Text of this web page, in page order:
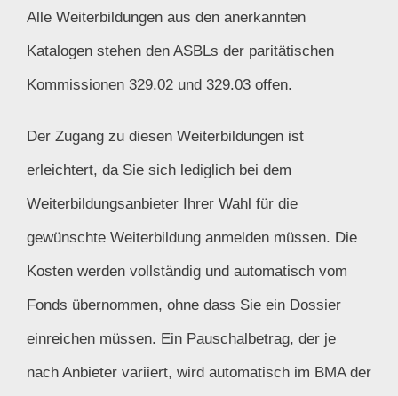
Alle Weiterbildungen aus den anerkannten
Katalogen stehen den ASBLs der paritätischen
Kommissionen 329.02 und 329.03 offen.
Der Zugang zu diesen Weiterbildungen ist
erleichtert, da Sie sich lediglich bei dem
Weiterbildungsanbieter Ihrer Wahl für die
gewünschte Weiterbildung anmelden müssen. Die
Kosten werden vollständig und automatisch vom
Fonds übernommen, ohne dass Sie ein Dossier
einreichen müssen. Ein Pauschalbetrag, der je
nach Anbieter variiert, wird automatisch im BMA der